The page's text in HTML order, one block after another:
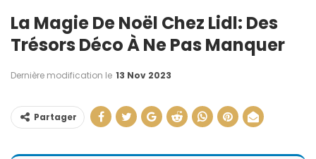
La Magie De Noël Chez Lidl: Des
Trésors Déco À Ne Pas Manquer
Dernière modification le 13 Nov 2023
Partager